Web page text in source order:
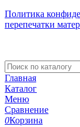
Политика
перепечатки
Главная
Каталог
Меню
Сравнение
0Корзина